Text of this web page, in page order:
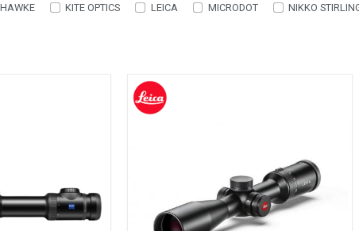
HAWKE KITE OPTICS LEICA MICRODOT NIKKO